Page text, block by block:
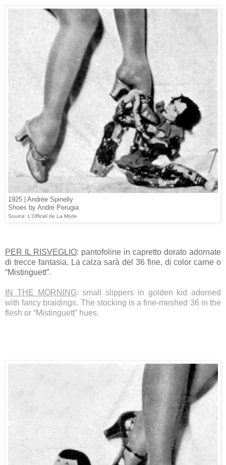
1925 | Andrée Spinelly
Shoes by André Perugia
Source: L'Officiel de La Mode
PER IL RISVEGLIO: pantofoline in capretto dorato adornate
di trecce fantasia. La calza sarà del 36 fine, di color carne o
“Mistinguett”.
IN THE MORNING: small slippers in golden kid adorned
with fancy braidings. The stocking is a fine-meshed 36 in the
flesh or “Mistinguett” hues.